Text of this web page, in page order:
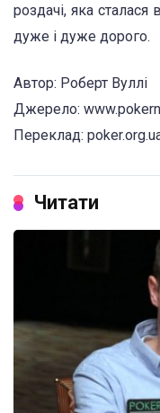
роздачі, яка
дуже і дуже дорого.
Автор: Роберт Вуллі
Джерело:
Переклад:
Читати